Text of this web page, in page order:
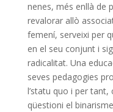
nenes, més enllà de
revalorar allò
femení, serveixi per
en el seu conjunt i
radicalitat. Una
seves pedagogies
l’statu quo i per tant,
qüestioni el